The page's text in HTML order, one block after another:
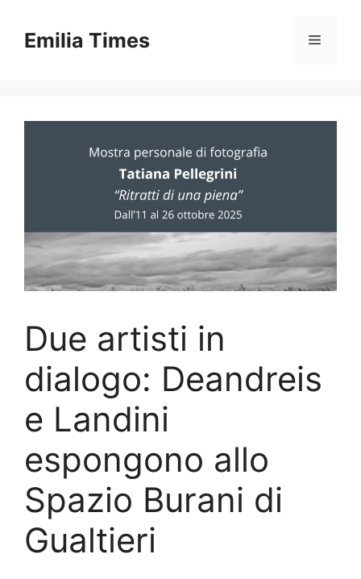
contentEmilia Times Menu
Due artisti in
dialogo: Deandreis
e Landini
espongono allo
Spazio Burani di
Gualtieri